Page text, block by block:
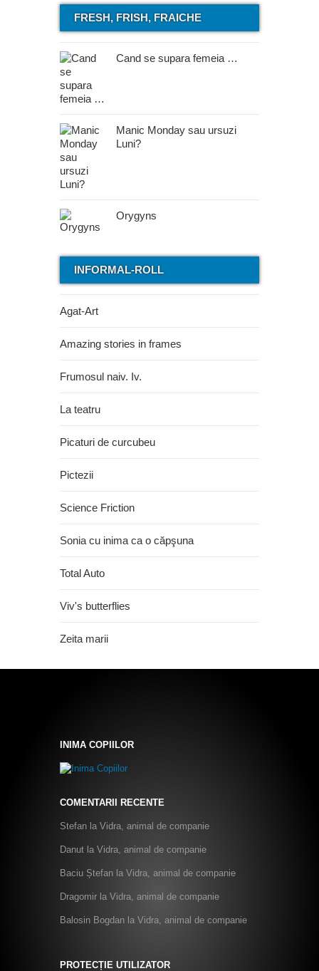
FRESH, FRISH, FRAICHE
Cand se supara femeia …
Manic Monday sau ursuzi
Luni?
Orygyns
INFORMAL-ROLL
Agat-Art
Amazing stories in frames
Frumosul naiv. Iv.
La teatru
Picaturi de curcubeu
Pictezii
Science Friction
Sonia cu inima ca o căpşuna
Total Auto
Viv's butterflies
Zeita marii
INIMA COPIILOR
COMENTARII RECENTE
Stefan la Vidra, animal de companie
Danut la Vidra, animal de companie
Baciu Ștefan la Vidra, animal de companie
Dragomir la Vidra, animal de companie
Balosin Bogdan la Vidra, animal de companie
PROTECȚIE UTILIZATOR